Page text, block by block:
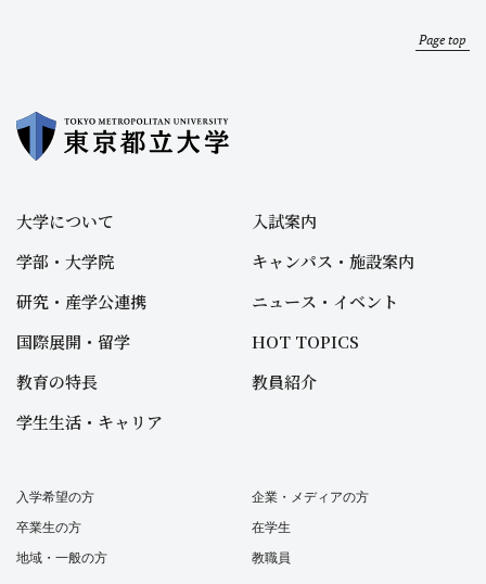
Page top
大学について
学部・大学院
研究・産学公連携
国際展開・留学
教育の特長
学生生活・キャリア
入試案内
キャンパス・施設案内
ニュース・イベント
HOT TOPICS
教員紹介
入学希望の方
卒業生の方
地域・一般の方
企業・メディアの方
在学生
教職員